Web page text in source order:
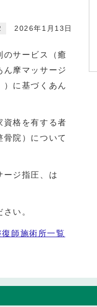
2026年1月13日
サービス（癒
ん摩マッサージ
に基づくあん
資格を有する者
院）について
ージ指圧、は
い。
師施術所一覧